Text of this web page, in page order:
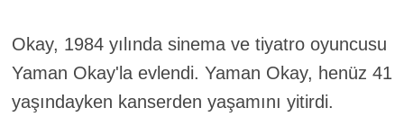
Okay, 1984 yılında sinema ve tiyatro oyuncusu
Yaman Okay'la evlendi. Yaman Okay, henüz 41
yaşındayken kanserden yaşamını yitirdi.